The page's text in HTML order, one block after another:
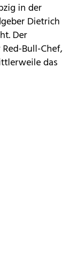
in der
Dietrich
Der
Bull-Chef,
das